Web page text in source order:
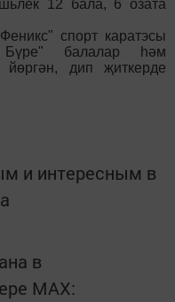
12 бала, 6 озата
спорт каратэсы
Бүре" балалар һәм
йөргән, дип җиткерде
и интересным в
в
MАХ: